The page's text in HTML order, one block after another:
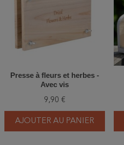
Presse à fleurs et herbes -
Avec vis
9,90 €
AJOUTER AU PANIER